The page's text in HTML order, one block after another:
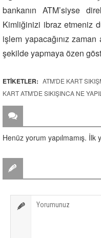
bankanın ATM’siyse
Kimliğinizi ibraz etmeniz
işlem yapacağınız
şekilde yapmaya özen
ETİKETLER: ATM'DE KART
KART ATM'DE SIKIŞINCA NE
Henüz yorum yapılmamış. İlk